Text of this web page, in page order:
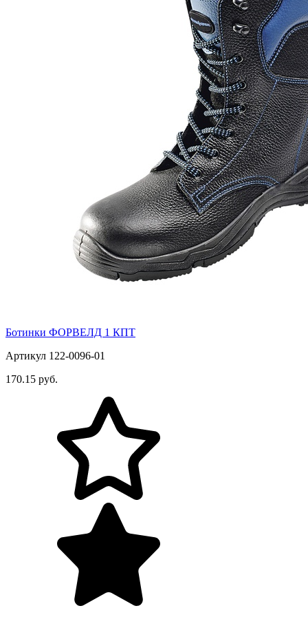
Ботинки ФОРВЕЛД 1 КПТ
Артикул 122-0096-01
170.15 руб.